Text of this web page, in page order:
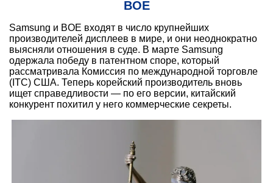
BOE
Samsung и BOE входят в число крупнейших
производителей дисплеев в мире, и они неоднократно
выясняли отношения в суде. В марте Samsung
одержала победу в патентном споре, который
рассматривала Комиссия по международной торговле
(ITC) США. Теперь корейский производитель вновь
ищет справедливости — по его версии, китайский
конкурент похитил у него коммерческие секреты.